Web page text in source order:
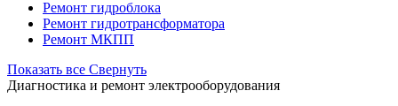
Ремонт гидроблока
Ремонт гидротрансформатора
Ремонт МКПП
Показать все Свернуть
Диагностика и ремонт электрооборудования